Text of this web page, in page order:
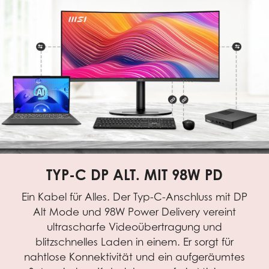
TYP-C DP ALT. MIT 98W PD
Ein Kabel für Alles. Der Typ-C-Anschluss mit DP
Alt Mode und 98W Power Delivery vereint
ultrascharfe Videoübertragung und
blitzschnelles Laden in einem. Er sorgt für
nahtlose Konnektivität und ein aufgeräumtes